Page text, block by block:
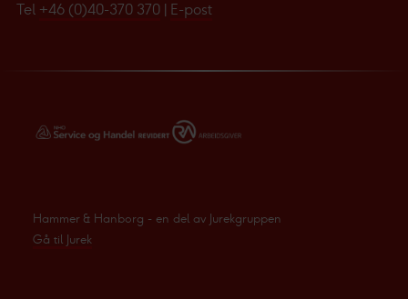
Tel +46 (0)40-370 370 E-post
Hammer & Hanborg - en del av Jurekgruppen
Gå til Jurek